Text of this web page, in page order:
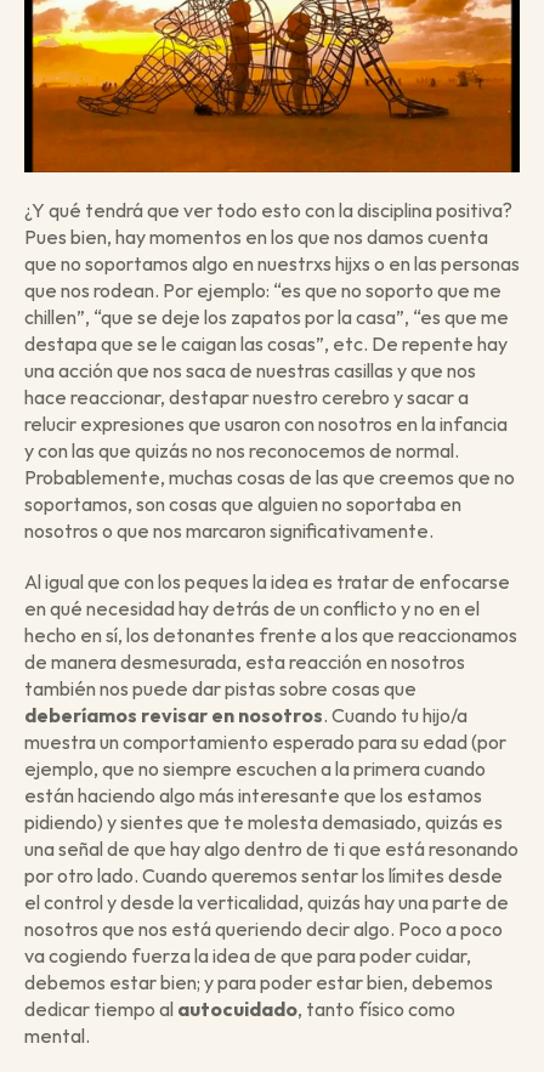
¿Y qué tendrá que ver todo esto con la disciplina positiva?
Pues bien, hay momentos en los que nos damos cuenta
que no soportamos algo en nuestrxs hijxs o en las personas
que nos rodean. Por ejemplo: “es que no soporto que me
chillen”, “que se deje los zapatos por la casa”, “es que me
destapa que se le caigan las cosas”, etc. De repente hay
una acción que nos saca de nuestras casillas y que nos
hace reaccionar, destapar nuestro cerebro y sacar a
relucir expresiones que usaron con nosotros en la infancia
y con las que quizás no nos reconocemos de normal.
Probablemente, muchas cosas de las que creemos que no
soportamos, son cosas que alguien no soportaba en
nosotros o que nos marcaron significativamente.
Al igual que con los peques la idea es tratar de enfocarse
en qué necesidad hay detrás de un conflicto y no en el
hecho en sí, los detonantes frente a los que reaccionamos
de manera desmesurada, esta reacción en nosotros
también nos puede dar pistas sobre cosas que
deberíamos revisar en nosotros. Cuando tu hijo/a
muestra un comportamiento esperado para su edad (por
ejemplo, que no siempre escuchen a la primera cuando
están haciendo algo más interesante que los estamos
pidiendo) y sientes que te molesta demasiado, quizás es
una señal de que hay algo dentro de ti que está resonando
por otro lado. Cuando queremos sentar los límites desde
el control y desde la verticalidad, quizás hay una parte de
nosotros que nos está queriendo decir algo. Poco a poco
va cogiendo fuerza la idea de que para poder cuidar,
debemos estar bien; y para poder estar bien, debemos
dedicar tiempo al autocuidado, tanto físico como
mental.